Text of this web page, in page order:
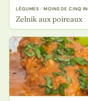
LÉGUMES · MOINS DE CINQ
Zelnik aux poireaux